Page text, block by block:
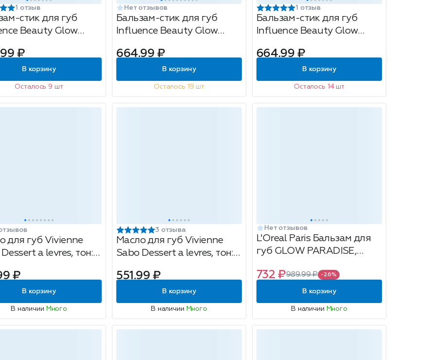
1 отзыв
стик для губ
Beauty Glow
₽
В корзину
Осталось 9 шт
Нет отзывов
Бальзам-стик для губ
Influence Beauty Glow
2г
664.99 ₽
В корзину
Осталось 19 шт
1 отзыв
Бальзам-стик для губ
Influence Beauty Glow
reality, 2г
664.99 ₽
В корзину
Осталось 14 шт
для губ Vivienne
a levres, тон:
₽
В корзину
В наличии Много
3 отзыва
Масло для губ Vivienne
Sabo Dessert a levres, тон:
551.99 ₽
В корзину
В наличии Много
Нет отзывов
L'Oreal Paris Бальзам для
губ GLOW PARADISE,
732 ₽989.99 ₽ -26%
В корзину
В наличии Много